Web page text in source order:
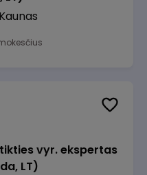
Kaunas
vyr. ekspertas
LT)